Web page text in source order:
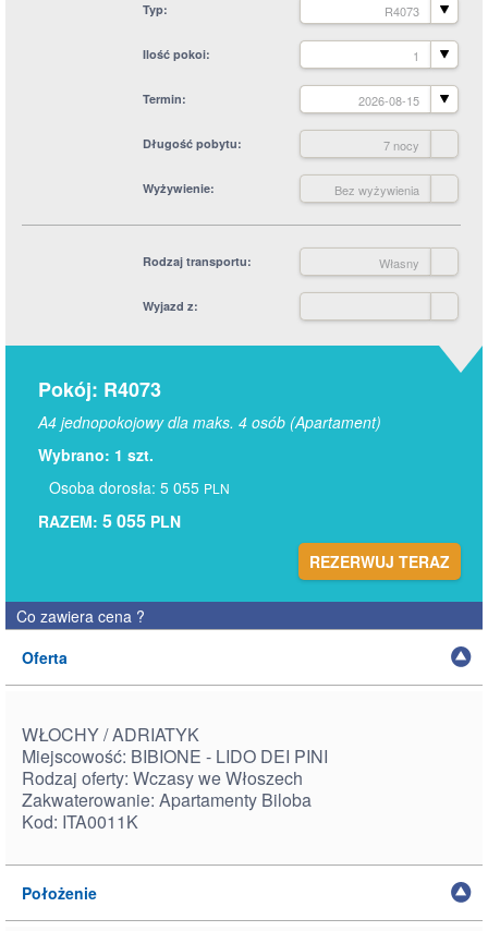
Typ R4073
Ilość pokoi 1
Termin 2026-08-15
Długość pobytu 7 nocy
Wyżywienie Bez wyżywienia
Rodzaj transportu Własny
Wyjazd z
Pokój: R4073
A4 jednopokojowy dla maks. 4 osób (Apartament)
Wybrano: 1 szt.
Osoba dorosła: 5 055 PLN
RAZEM: 5 055 PLN
REZERWUJ TERAZ
Co zawiera cena ?
Oferta
WŁOCHY / ADRIATYK
Miejscowość: BIBIONE - LIDO DEI PINI
Rodzaj oferty: Wczasy we Włoszech
Zakwaterowanie: Apartamenty Biloba
Kod: ITA0011K
Położenie